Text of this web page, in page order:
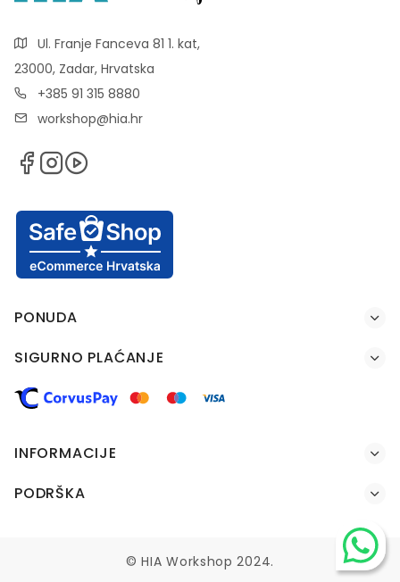
Ul. Franje Fanceva 81 1. kat,
23000, Zadar, Hrvatska
+385 91 315 8880
workshop@hia.hr
PONUDA
SIGURNO PLAĆANJE
INFORMACIJE
PODRŠKA
© HIA Workshop 2024.